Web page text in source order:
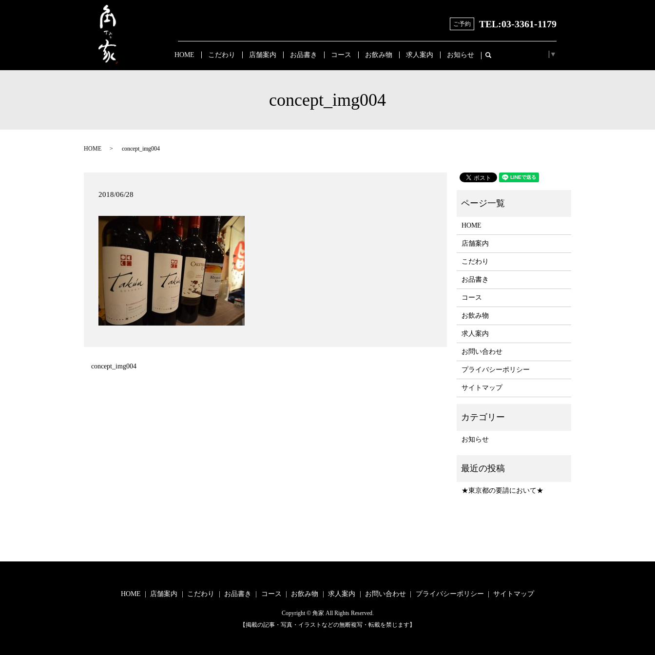
HOME こだわり 店舗案内 お品書き コース お飲み物 求人案内 お知らせ search ▼
ご予約 TEL:03-3361-1179
concept_img004
HOME concept_img004
2018/06/28
concept_img004
HOME
店舗案内
こだわり
お品書き
コース
お飲み物
求人案内
お問い合わせ
プライバシーポリシー
サイトマップ
お知らせ
★東京都の要請において★
HOME 店舗案内 こだわり お品書き コース お飲み物 求人案内 お問い合わせ プライバシーポリシー サイトマップ
Copyright © 角家 All Rights Reserved.
【掲載の記事・写真・イラストなどの無断複写・転載を禁じます】